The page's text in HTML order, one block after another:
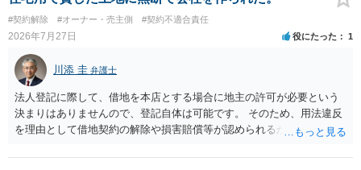
の定めがある場合は、この限りでない。」とのことから、報酬を得る
目的がないのであれば適法です。なぜなら、弁護士法72条に違反しな
いのであれば、委任については無償で委任者が受任者に委任できるか
らです。ご参考にしてください。
#契約解除 #オーナー・売主側 #契約不適合責任
2026年7月27日 役にたった 1
川添 圭 弁護士
法人登記に際して、借地を本店とする場合に地主の許可が必要という
決まりはありませんので、登記自体は可能です。 そのため、用法違反
を理由として借地契約の解除や損害賠償等が認められるかどうかが問
の建物を住居用に限定する（事業に使用しない）特約があると評価で